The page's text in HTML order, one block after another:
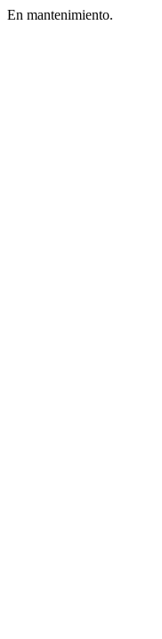
En mantenimiento.